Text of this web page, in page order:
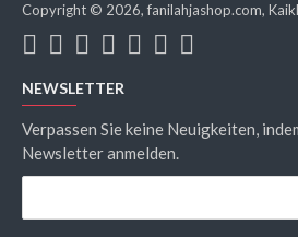
Copyright © 2026, fanilahjashop.com,
NEWSLETTER
Verpassen Sie keine Neuigkeiten,
Newsletter anmelden.